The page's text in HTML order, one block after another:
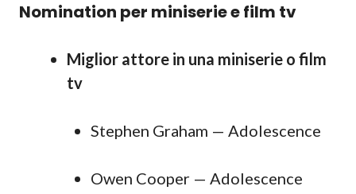
Nomination per miniserie e film tv
Miglior attore in una miniserie o film
tv
Stephen Graham — Adolescence
Owen Cooper — Adolescence